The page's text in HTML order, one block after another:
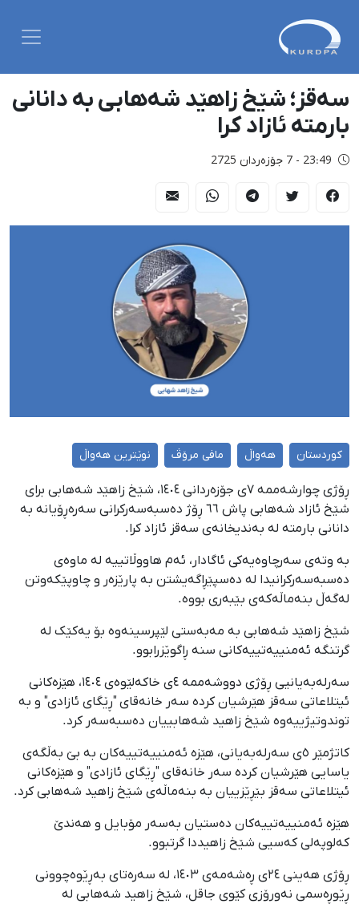
سەقز؛ شێخ زاهێد شەهابی بە دانانی
بارمتە ئازاد کرا
23:49 - 7 جۆزەردان 2725
کوردستان هەواڵ مافی مرۆڤ نوێترین هەواڵ
ڕۆژی چوارشەممە ٧ی جۆزەردانی ١٤٠٤، شێخ زاهێد شەهابی برای
شێخ ئازاد شەهابی پاش ٦٦ ڕۆژ دەسبەسەرکرانی سەرەڕۆیانە بە
دانانی بارمتە لە بەندیخانەی سەقز ئازاد کرا.
بە وتەی سەرچاوەیەکی ئاگادار، ئەم هاووڵاتییە لە ماوەی
دەسبەسەرکرانیدا لە دەسپێڕاگەیشتن بە پارێزەر و چاوپێکەوتن
لەگەڵ بنەماڵەکەی بێبەری بووە.
شێخ زاهێد شەهابی بە مەبەستی لێپرسینەوە بۆ یەکێک لە
گرتنگە ئەمنییەتییەکانی سنە ڕاگوێزرابوو.
سەرلەبەیانیی ڕۆژی دووشەممە ٤ی خاکەلێوەی ١٤٠٤، هێزەکانی
ئیتلاعاتی سەقز هێرشیان کردە سەر خانەقای "ڕێگای ئازادی" و بە
توندوتیژییەوە شێخ زاهید شەهابییان دەسبەسەر کرد.
کاتژمێر ٥ی سەرلەبەیانی، هێزە ئەمنییەتییەکان بە بێ بەڵگەی
یاسایی هێرشیان کردە سەر خانەقای "ڕێگای ئازادی" و هێزەکانی
ئیتلاعاتی سەقز بێڕێزییان بە بنەماڵەی شێخ زاهید شەهابی کرد.
هێزە ئەمنییەتییەکان دەستیان بەسەر مۆبایل و هەندێ
کەلوپەلی کەسیی شێخ زاهیددا گرتبوو.
ڕۆژی هەینی ٢٤ی ڕەشەمەی ١٤٠٣، لە سەرەتای بەڕێوەچوونی
ڕێوڕەسمی نەورۆزی کێوی جاقل، شێخ زاهید شەهابی لە